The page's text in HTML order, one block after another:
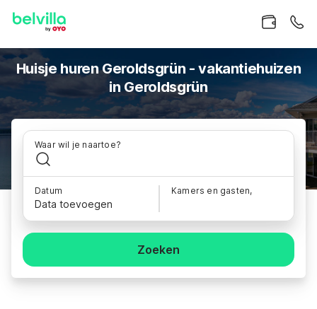
Huisje huren Geroldsgrün - vakantiehuizen
in Geroldsgrün
Waar wil je naartoe?
Datum
Data toevoegen
Kamers en gasten,
Zoeken